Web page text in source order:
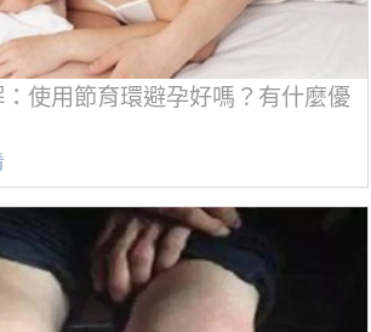
使用節育環避孕好嗎？有什麼優